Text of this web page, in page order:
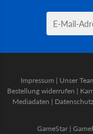
Impressum | Unser
Bestellung widerrufen |
Mediadaten |
GameStar|